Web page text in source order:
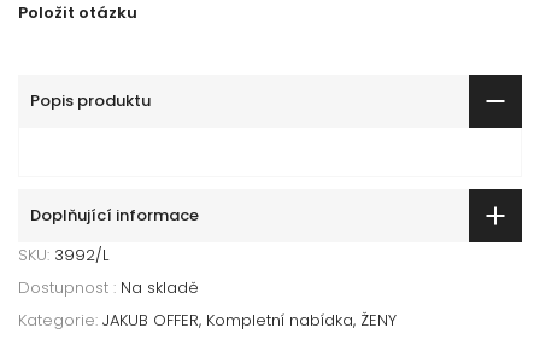
Položit otázku
Popis produktu
Doplňující informace
SKU: 3992/L
Dostupnost : Na skladě
Kategorie: JAKUB OFFER Kompletní nabídka ŽENY